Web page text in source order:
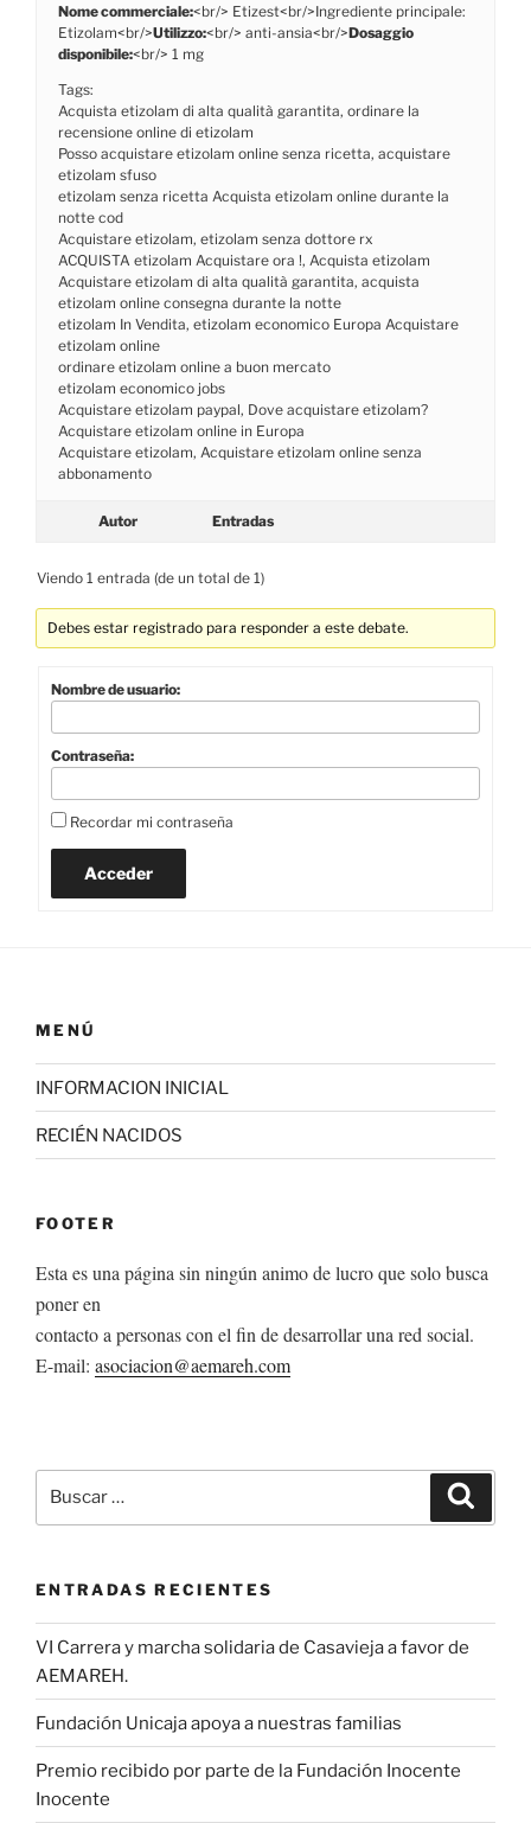
Nome commerciale:<br/> Etizest<br/>Ingrediente principale:
Etizolam<br/>Utilizzo:<br/> anti-ansia<br/>Dosaggio
disponibile:<br/> 1 mg
Tags:
Acquista etizolam di alta qualità garantita, ordinare la
recensione online di etizolam
Posso acquistare etizolam online senza ricetta, acquistare
etizolam sfuso
etizolam senza ricetta Acquista etizolam online durante la
notte cod
Acquistare etizolam, etizolam senza dottore rx
ACQUISTA etizolam Acquistare ora !, Acquista etizolam
Acquistare etizolam di alta qualità garantita, acquista
etizolam online consegna durante la notte
etizolam In Vendita, etizolam economico Europa Acquistare
etizolam online
ordinare etizolam online a buon mercato
etizolam economico jobs
Acquistare etizolam paypal, Dove acquistare etizolam?
Acquistare etizolam online in Europa
Acquistare etizolam, Acquistare etizolam online senza
abbonamento
Autor Entradas
Viendo 1 entrada (de un total de 1)
Debes estar registrado para responder a este debate.
Nombre de usuario:
Contraseña:
Recordar mi contraseña
Acceder
MENÚ
INFORMACION INICIAL
RECIÉN NACIDOS
FOOTER
Esta es una página sin ningún animo de lucro que solo busca
poner en
contacto a personas con el fin de desarrollar una red social.
E-mail: asociacion@aemareh.com
por:
ENTRADAS RECIENTES
VI Carrera y marcha solidaria de Casavieja a favor de
AEMAREH.
Fundación Unicaja apoya a nuestras familias
Premio recibido por parte de la Fundación Inocente
Inocente